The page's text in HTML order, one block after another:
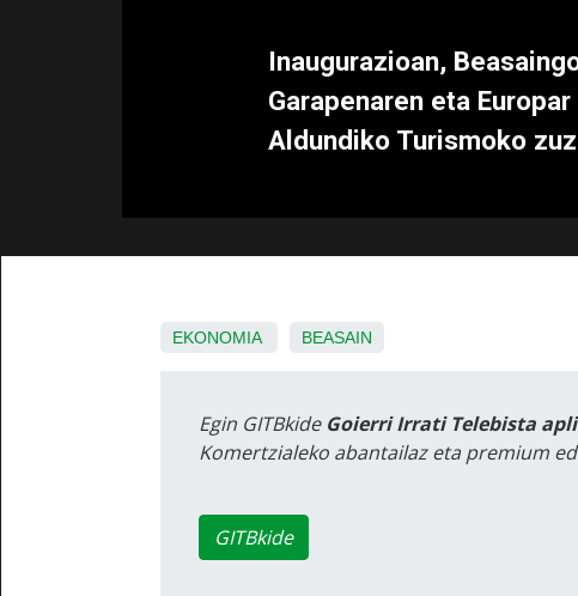
Inaugurazioan,
Garapenaren eta
Aldundiko Turismoko
EKONOMIA BEASAIN
Egin GITBkide Goierri Irrati Telebista
Komertzialeko abantailaz eta premium
GITBkide